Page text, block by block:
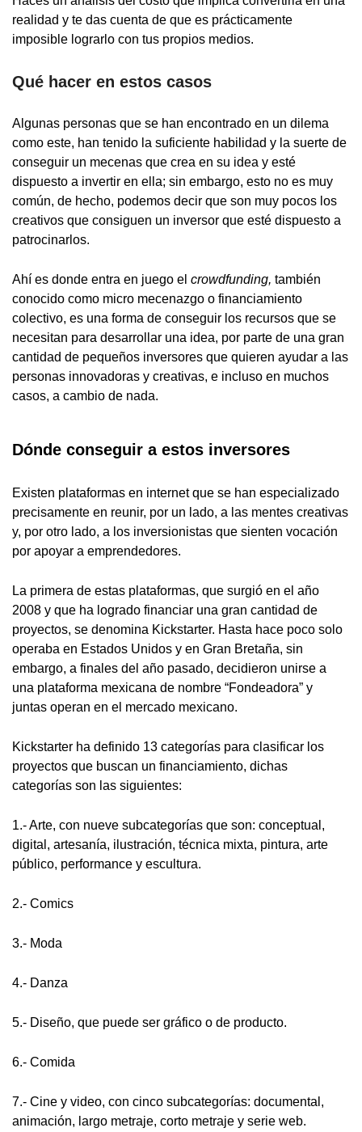
realidad y te das cuenta de que es prácticamente
imposible lograrlo con tus propios medios.
Qué hacer en estos casos
Algunas personas que se han encontrado en un dilema
como este, han tenido la suficiente habilidad y la suerte de
conseguir un mecenas que crea en su idea y esté
dispuesto a invertir en ella; sin embargo, esto no es muy
común, de hecho, podemos decir que son muy pocos los
creativos que consiguen un inversor que esté dispuesto a
patrocinarlos.
Ahí es donde entra en juego el crowdfunding, también
conocido como micro mecenazgo o financiamiento
colectivo, es una forma de conseguir los recursos que se
necesitan para desarrollar una idea, por parte de una gran
cantidad de pequeños inversores que quieren ayudar a las
personas innovadoras y creativas, e incluso en muchos
casos, a cambio de nada.
Dónde conseguir a estos inversores
Existen plataformas en internet que se han especializado
precisamente en reunir, por un lado, a las mentes creativas
y, por otro lado, a los inversionistas que sienten vocación
por apoyar a emprendedores.
La primera de estas plataformas, que surgió en el año
2008 y que ha logrado financiar una gran cantidad de
proyectos, se denomina Kickstarter. Hasta hace poco solo
operaba en Estados Unidos y en Gran Bretaña, sin
embargo, a finales del año pasado, decidieron unirse a
una plataforma mexicana de nombre “Fondeadora” y
juntas operan en el mercado mexicano.
Kickstarter ha definido 13 categorías para clasificar los
proyectos que buscan un financiamiento, dichas
categorías son las siguientes:
1.- Arte, con nueve subcategorías que son: conceptual,
digital, artesanía, ilustración, técnica mixta, pintura, arte
público, performance y escultura.
2.- Comics
3.- Moda
4.- Danza
5.- Diseño, que puede ser gráfico o de producto.
6.- Comida
7.- Cine y video, con cinco subcategorías: documental,
animación, largo metraje, corto metraje y serie web.